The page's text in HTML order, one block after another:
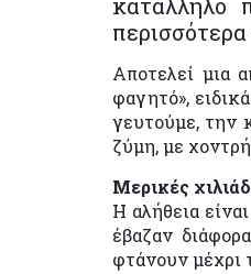
περισσότερα
Αποτελεί μια
φαγητό»,
γευτούμε, την
ζύμη, με
Μερικές
Η αλήθεια
έβαζαν διάφορα
φτάνουν μέχρι